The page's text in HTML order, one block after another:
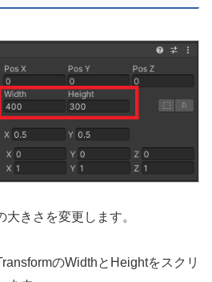
きさを変更します。
のWidthとHeightをスクリ